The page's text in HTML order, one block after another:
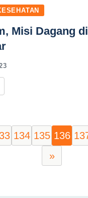
Misi Dagang
134 135 136
»